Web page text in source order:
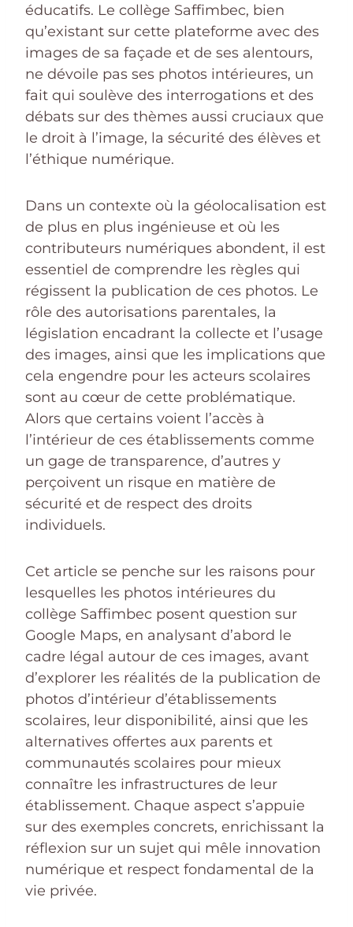
éducatifs. Le collège Saffimbec, bien
qu’existant sur cette plateforme avec des
images de sa façade et de ses alentours,
ne dévoile pas ses photos intérieures, un
fait qui soulève des interrogations et des
débats sur des thèmes aussi cruciaux que
le droit à l’image, la sécurité des élèves et
l’éthique numérique.
Dans un contexte où la géolocalisation est
de plus en plus ingénieuse et où les
contributeurs numériques abondent, il est
essentiel de comprendre les règles qui
régissent la publication de ces photos. Le
rôle des autorisations parentales, la
législation encadrant la collecte et l’usage
des images, ainsi que les implications que
cela engendre pour les acteurs scolaires
sont au cœur de cette problématique.
Alors que certains voient l’accès à
l’intérieur de ces établissements comme
un gage de transparence, d’autres y
perçoivent un risque en matière de
sécurité et de respect des droits
individuels.
Cet article se penche sur les raisons pour
lesquelles les photos intérieures du
collège Saffimbec posent question sur
Google Maps, en analysant d’abord le
cadre légal autour de ces images, avant
d’explorer les réalités de la publication de
photos d’intérieur d’établissements
scolaires, leur disponibilité, ainsi que les
alternatives offertes aux parents et
communautés scolaires pour mieux
connaître les infrastructures de leur
établissement. Chaque aspect s’appuie
sur des exemples concrets, enrichissant la
réflexion sur un sujet qui mêle innovation
numérique et respect fondamental de la
vie privée.